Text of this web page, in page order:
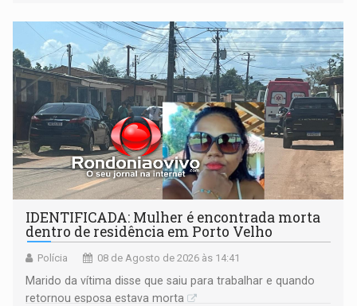
territoriais e sociais
IDENTIFICADA: Mulher é encontrada morta
dentro de residência em Porto Velho
Polícia 08 de Agosto de 2026 às 14:41
Marido da vítima disse que saiu para trabalhar e quando
retornou esposa estava morta